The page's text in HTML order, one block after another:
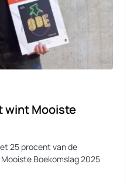
wint Mooiste
25 procent van de
Boekomslag 2025